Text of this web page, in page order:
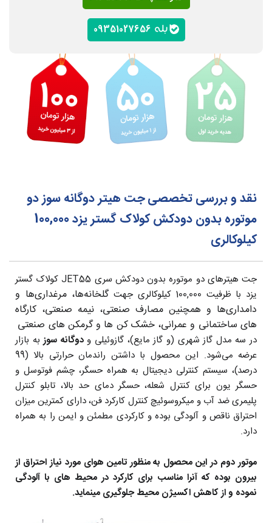
نقد و بررسی تخصصی جت هیتر دوگانه سوز دو
موتوره بدون دودکش کولاک گستر یزد 100,000
کیلوکالری
جت هیترهای دو موتوره بدون دودکش سری JET55 کولاک گستر
یزد با ظرفیت 100,000 کیلوکالری جهت
گلخانه‌ها، مرغداری‌ها و
دامداری‌ها و همچنین مصارف صنعتی، نیمه صنعتی، کارگاه
های ساختمانی و عمرانی، خشک کن ها و گرمکن های صنعتی
در سه مدل گاز شهری (و گاز مایع)، گازوئیلی ودوگانه سوزبه بازار
عرضه می‌شود. این محصول با داشتن راندمان حرارتی بالا (99
درصد)، سیستم کنترلی دیجیتال به همراه حسگر، چشم فوتوسل و
حسگر یون برای کنترل شعله، حسگر دمای حد بالا، تابلو کنترل
پلیمری ضد آب و میکروسوئیچ کنترل کارکرد فن، دارای کمترین میزان
احتراق ناقص و آلودگی بوده و کارکردی مطمئن و ایمن را به همراه
دارد.
موتور دوم در این محصول به منظور تامین هوای مورد نیاز احتراق از
بیرون بوده که آنرا مناسب برای کارکرد در محیط های با آلودگی
نموده و از کاهش اکسیژن محیط جلوگیری مینماید.